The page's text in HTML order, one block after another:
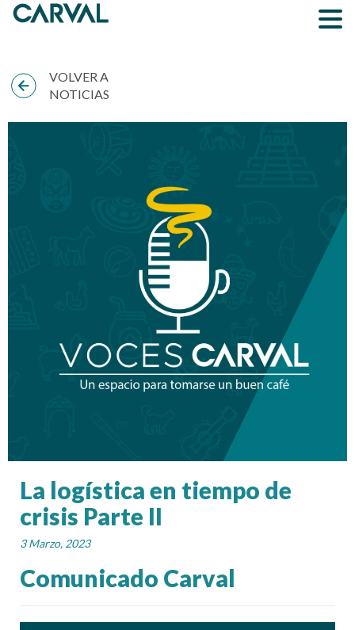
VOLVER A
NOTICIAS
La logística en tiempo de
crisis Parte II
3 Marzo, 2023
Comunicado Carval